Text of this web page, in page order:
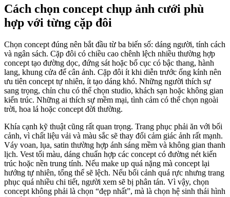
Cách chọn concept chụp ảnh cưới phù
hợp với từng cặp đôi
Chọn concept đúng nên bắt đầu từ ba biến số: dáng người, tính cách
và ngân sách. Cặp đôi có chiều cao chênh lệch nhiều thường hợp
concept tạo đường dọc, đứng sát hoặc bố cục có bậc thang, hành
lang, khung cửa để cân ảnh. Cặp đôi ít khi diễn trước ống kính nên
ưu tiên concept tự nhiên, ít tạo dáng khó. Những người thích sự
sang trọng, chỉn chu có thể chọn studio, khách sạn hoặc không gian
kiến trúc. Những ai thích sự mềm mại, tình cảm có thể chọn ngoài
trời, hoa lá hoặc concept đời thường.
Khía cạnh kỹ thuật cũng rất quan trọng. Trang phục phải ăn với bối
cảnh, vì chất liệu vải và màu sắc sẽ thay đổi cảm giác ảnh rất mạnh.
Váy voan, lụa, satin thường hợp ánh sáng mềm và không gian thanh
lịch. Vest tối màu, dáng chuẩn hợp các concept có đường nét kiến
trúc hoặc nền trung tính. Nếu make up quá nặng mà concept lại
hướng tự nhiên, tổng thể sẽ lệch. Nếu bối cảnh quá rực nhưng trang
phục quá nhiều chi tiết, người xem sẽ bị phân tán. Vì vậy, chọn
concept không phải là chọn “đẹp nhất”, mà là chọn hệ sinh thái hình